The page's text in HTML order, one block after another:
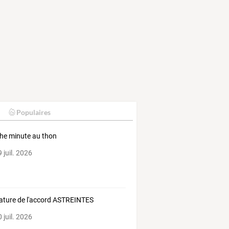
Populaires
minute au thon
juil. 2026
de l'accord ASTREINTES
juil. 2026